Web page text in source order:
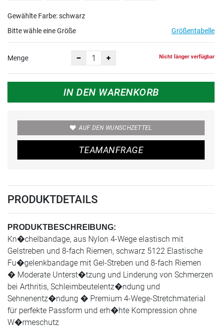
Gewählte Farbe: schwarz
Bitte wähle eine Größe
Größentabelle
Menge Nicht länger verfügbar
IN DEN WARENKORB
AUF DEN WUNSCHZETTEL
TEAMANFRAGE
PRODUKTDETAILS
PRODUKTBESCHREIBUNG:
Kn�chelbandage, aus Nylon 4-Wege elastisch mit
Gelstreben und 8-fach Riemen, schwarz 5122 Elastische
Fu�gelenkbandage mit Gel-Streben und 8-fach Riemen
� Moderate Unterst�tzung und Linderung von Schmerzen
bei Arthritis, Schleimbeutelentz�ndung und
Sehnenentz�ndung � Premium 4-Wege-Stretchmaterial
für perfekte Passform und erh�hte Kompression ohne
W�rmeschutz